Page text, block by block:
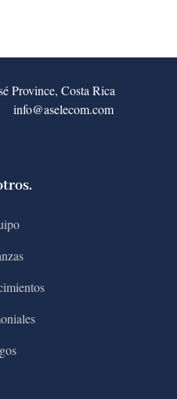
Province, Costa Rica
info@aselecom.com